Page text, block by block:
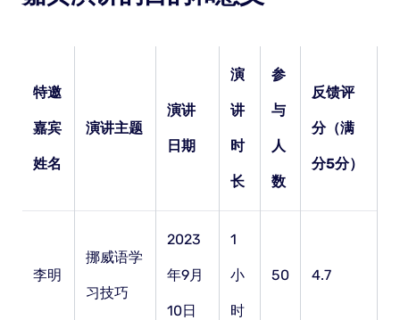
特邀
嘉宾
姓名
演讲主题
演讲
日期
演
讲
时
长
参
与
人
数
反馈评
分（满
分5分）
李明
挪威语学
习技巧
2023
年9月
10日
1
小
时
50 4.7